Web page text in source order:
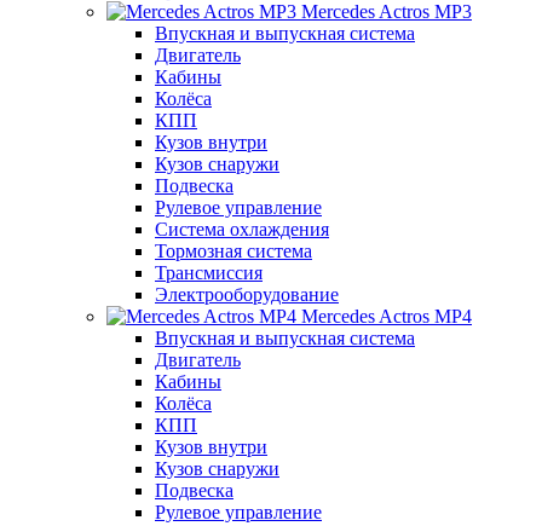
Mercedes Actros MP3
Впускная и выпускная система
Двигатель
Кабины
Колёса
КПП
Кузов внутри
Кузов снаружи
Подвеска
Рулевое управление
Система охлаждения
Тормозная система
Трансмиссия
Электрооборудование
Mercedes Actros MP4
Впускная и выпускная система
Двигатель
Кабины
Колёса
КПП
Кузов внутри
Кузов снаружи
Подвеска
Рулевое управление